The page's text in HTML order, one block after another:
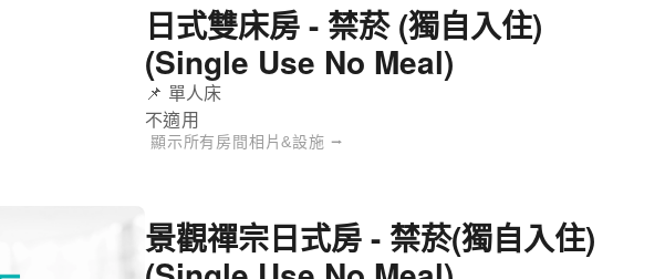
日式雙床房 - 禁菸 (獨自入住)
(Single Use No Meal)
📌 單人床
不適用
顯示所有房間相片&設施 ⭢
景觀禪宗日式房 - 禁菸(獨自入住)